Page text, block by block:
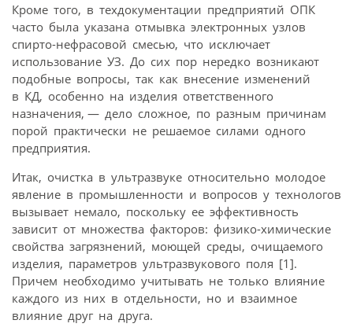
Кроме того, в техдокументации предприятий ОПК
часто была указана отмывка электронных узлов
спирто-нефрасовой смесью, что исключает
использование УЗ. До сих пор нередко возникают
подобные вопросы, так как внесение изменений
в КД, особенно на изделия ответственного
назначения, — дело сложное, по разным причинам
порой практически не решаемое силами одного
предприятия.
Итак, очистка в ультразвуке относительно молодое
явление в промышленности и вопросов у технологов
вызывает немало, поскольку ее эффективность
зависит от множества факторов: физико-химические
свойства загрязнений, моющей среды, очищаемого
изделия, параметров ультразвукового поля [1].
Причем необходимо учитывать не только влияние
каждого из них в отдельности, но и взаимное
влияние друг на друга.